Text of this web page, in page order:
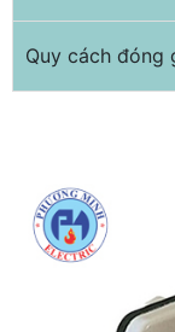
Quy cách đóng